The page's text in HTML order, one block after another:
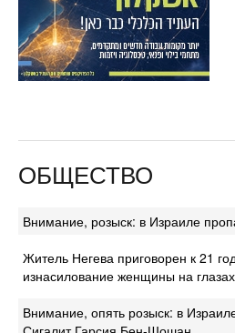
ОБЩЕСТВО
Внимание, розыск: в Израиле
Житель Негева приговорен к 21
изнасилование женщины на
Внимание, опять розыск: в